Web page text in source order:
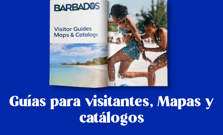
Guías para visitantes, Mapas y
catálogos